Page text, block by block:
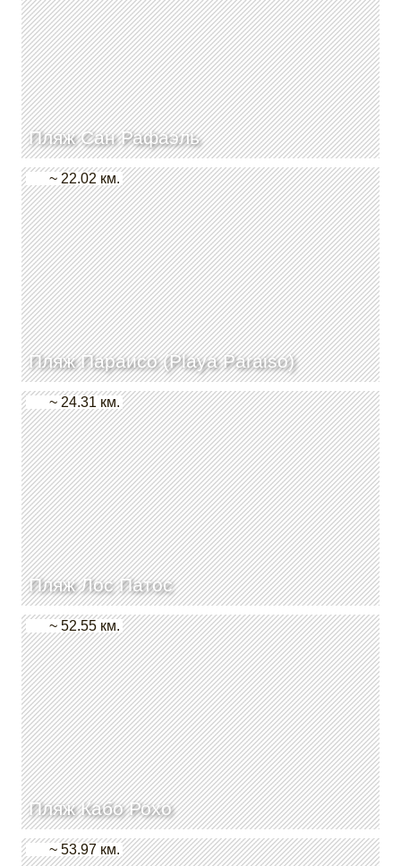
Пляж Сан Рафаэль
Пляж Параисо (Playa Paraiso)
~ 22.02 км.
Пляж Лос Патос
~ 24.31 км.
Пляж Кабо Рохо
~ 52.55 км.
~ 53.97 км.